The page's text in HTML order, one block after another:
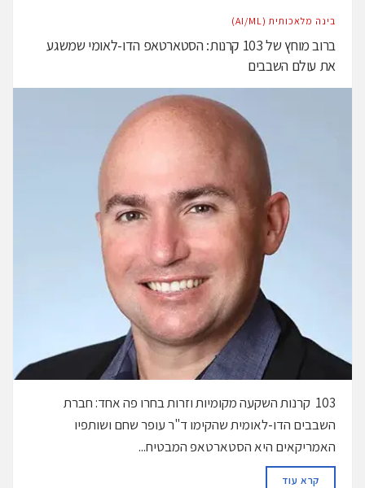
בינה מלאכותית (AI/ML)
ברוב מוחץ של 103 קרנות: הסטארטאפ הדו-לאומי שמשגע
את עולם השבבים
103 קרנות השקעה מקומיות וזרות בחרו פה אחד: חברת
השבבים הדו-לאומית שהקימו ד"ר עופר שחם ושותפיו
האמריקאים היא הסטארטאפ המבטיח...
קרא עודDETAILS